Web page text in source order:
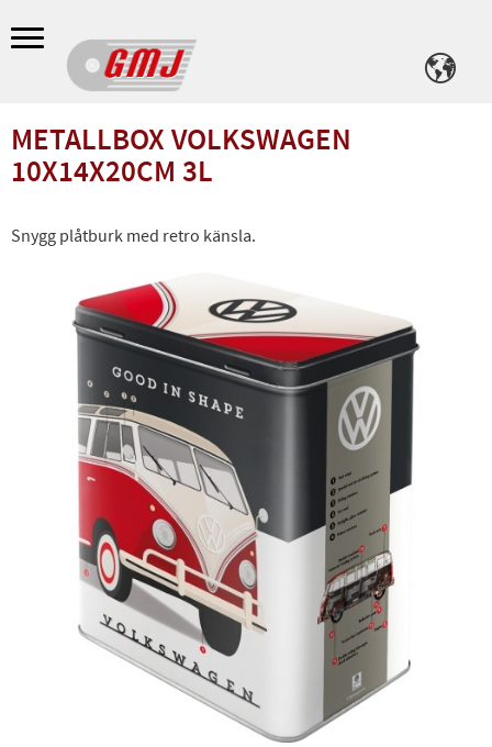
Meny
METALLBOX VOLKSWAGEN
10X14X20CM 3L
Snygg plåtburk med retro känsla.